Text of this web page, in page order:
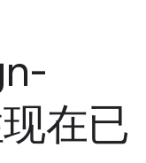
在已